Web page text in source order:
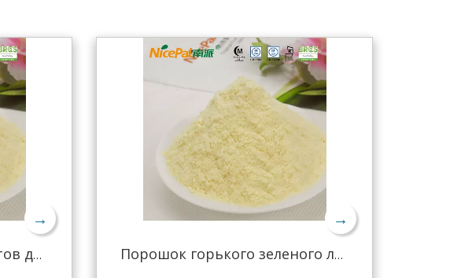
→
Порошок лимона и фруктов для желе Tang
→
Порошок горького зеленого лимона для похудения